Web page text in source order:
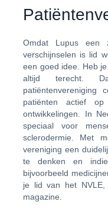
Omdat Lupus een
verschijnselen is lid
een goed idee. Heb
altijd terecht.
patiëntenvereniging
patiënten actief
ontwikkelingen. In
speciaal voor
sclerodermie. Met
vereniging een
te denken en
bijvoorbeeld
je lid van het
magazine.